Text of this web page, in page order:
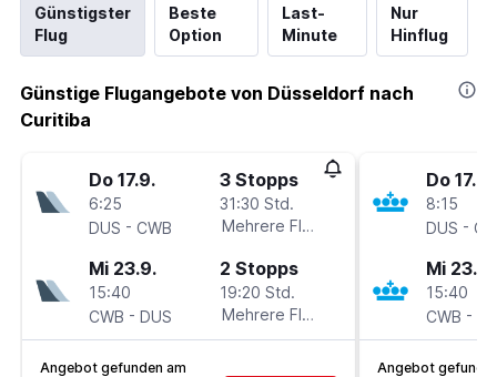
Günstigster
Flug
Beste
Option
Last-
Minute
Nur
Hinflug
Günstige Flugangebote von Düsseldorf nach
Curitiba
Do 17.9.
6:25
DUS - CWB
3 Stopps
31:30 Std.
Mehrere Fluglinien
Mi 23.9.
15:40
CWB - DUS
2 Stopps
19:20 Std.
Mehrere Fluglinien
Angebot gefunden am
Do 17.9.
8:15
DUS -
Mi 23.9.
15:40
CWB -
Angebot